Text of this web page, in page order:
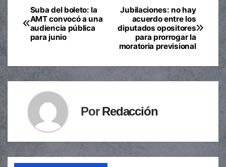
Navegación
de
Jubilaciones: no hay
acuerdo entre los
diputados opositores
para prorrogar la
moratoria previsional
Suba del boleto: la
AMT convocó a una
audiencia pública
para junio
PorRedacción